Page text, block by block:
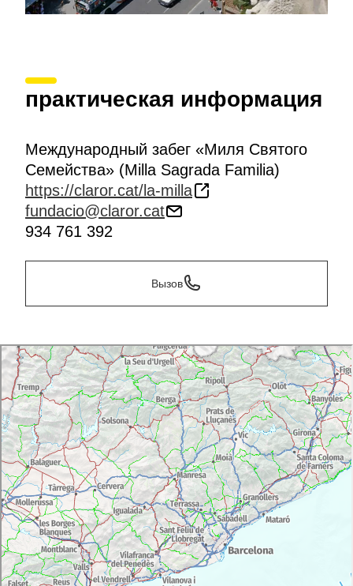
практическая информация
Международный забег «Миля Святого
Семейства» (Milla Sagrada Familia)
https://claror.cat/la-milla
fundacio@claror.cat
934 761 392
Вызов